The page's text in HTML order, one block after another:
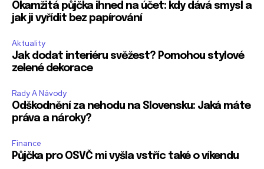
Okamžitá půjčka ihned na účet: kdy dává smysl a
jak ji vyřídit bez papírování
Aktuality
Jak dodat interiéru svěžest? Pomohou stylové
zelené dekorace
Rady A Návody
Odškodnění za nehodu na Slovensku: Jaká máte
práva a nároky?
Finance
Půjčka pro OSVČ mi vyšla vstříc také o víkendu